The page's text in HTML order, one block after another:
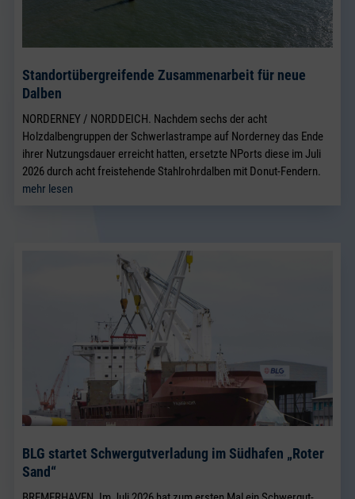
Standortübergreifende Zusammenarbeit für neue
Dalben
NORDERNEY / NORDDEICH. Nachdem sechs der acht
Holzdalbengruppen der Schwerlastrampe auf Norderney das Ende
ihrer Nutzungsdauer erreicht hatten, ersetzte NPorts diese im Juli
2026 durch acht freistehende Stahlrohrdalben mit Donut-Fendern.
mehr lesen
BLG startet Schwergutverladung im Südhafen „Roter
Sand“